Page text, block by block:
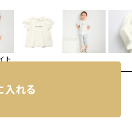
ト
入れる